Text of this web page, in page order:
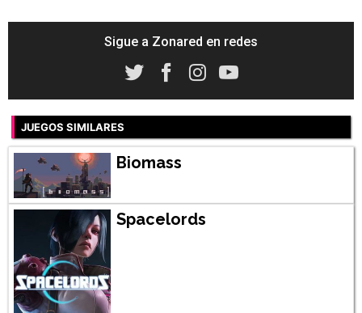
Sigue a Zonared en redes
JUEGOS SIMILARES
Biomass
Spacelords